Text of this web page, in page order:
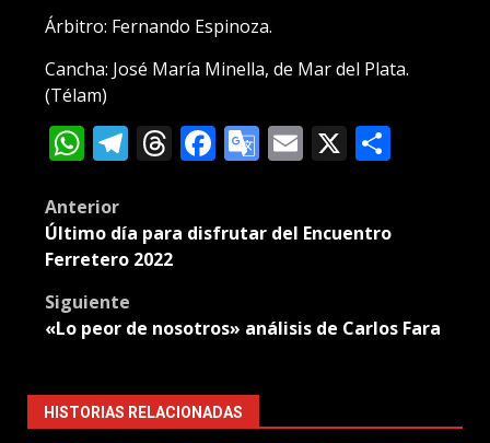
Árbitro: Fernando Espinoza.
Cancha: José María Minella, de Mar del Plata.
(Télam)
WhatsApp
Telegram
Threads
Facebook
Google
Translate
Email
X
Post
navigation
Anterior
Último día para disfrutar del Encuentro
Ferretero 2022
Siguiente
«Lo peor de nosotros» análisis de Carlos Fara
HISTORIAS RELACIONADAS